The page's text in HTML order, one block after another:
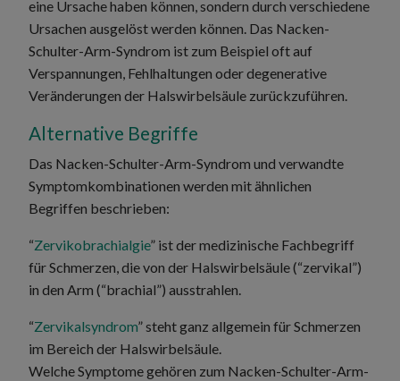
eine Ursache haben können, sondern durch verschiedene
Ursachen ausgelöst werden können. Das Nacken-
Schulter-Arm-Syndrom ist zum Beispiel oft auf
Verspannungen, Fehlhaltungen oder degenerative
Veränderungen der Halswirbelsäule zurückzuführen.
Alternative Begriffe
Das Nacken-Schulter-Arm-Syndrom und verwandte
Symptomkombinationen werden mit ähnlichen
Begriffen beschrieben:
“Zervikobrachialgie” ist der medizinische Fachbegriff
für Schmerzen, die von der Halswirbelsäule (“zervikal”)
in den Arm (“brachial”) ausstrahlen.
“Zervikalsyndrom” steht ganz allgemein für Schmerzen
im Bereich der Halswirbelsäule.
Welche Symptome gehören zum Nacken-Schulter-Arm-